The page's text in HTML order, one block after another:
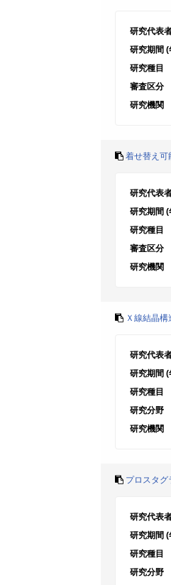
研究代表
研究期間 (
研究種目
審査区分
研究機関
着せ替え可
研究代表
研究期間 (
研究種目
審査区分
研究機関
Ｘ線結晶
研究代表
研究期間 (
研究種目
研究分野
研究機関
プロスタグ
研究代表
研究期間 (
研究種目
研究分野